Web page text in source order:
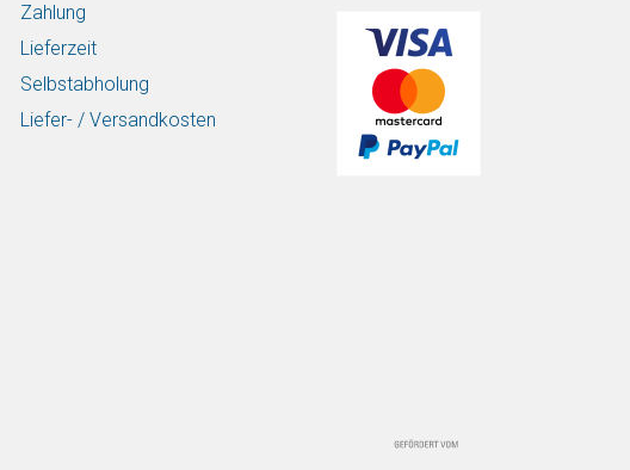
Zahlung
Lieferzeit
Selbstabholung
Liefer- / Versandkosten